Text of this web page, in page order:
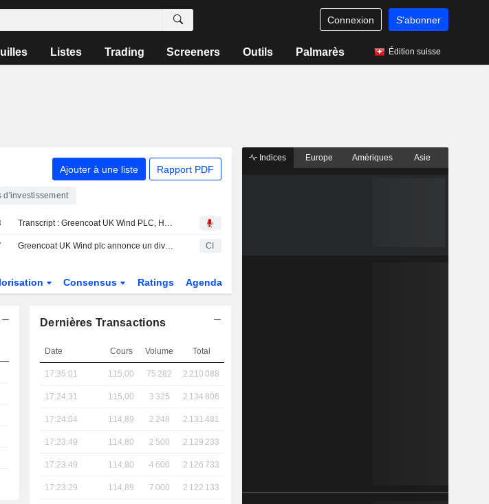
Connexion S'abonner
Listes Trading Screeners Outils Palmarès Édition suisse
Ajouter à une liste Rapport PDF
d'investissement
Transcript : Greencoat UK Wind PLC, H1 2026 Earnings Call, Jul 31, 2026
Greencoat UK Wind plc annonce un dividende trimestriel, payable le 28 août 2026 CI
Consensus Ratings Agenda
Dernières Transactions
Date Cours Volume Total
17:35:01 115,00 75 282 2 210 088
17:24:31 115,00 3 325 2 134 806
17:24:04 114,89 2 248 2 131 481
17:23:49 114,80 2 500 2 129 233
17:23:49 114,80 4 600 2 126 733
17:23:29 114,89 7 000 2 122 133
Indices Europe Amériques Asie